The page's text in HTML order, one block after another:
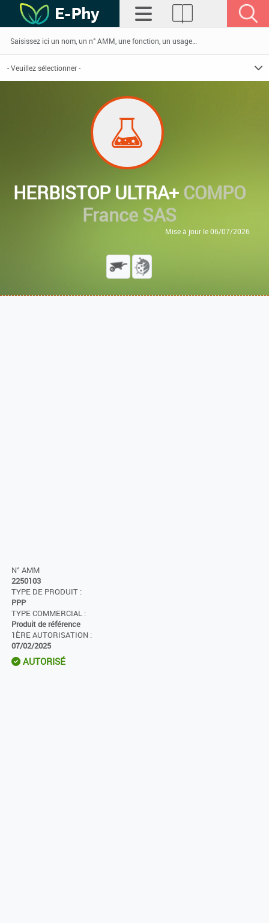
HERBISTOP ULTRA+COMPO
France SAS
Mise à jour le 06/07/2026
N° AMM
2250103
TYPE DE PRODUIT :
PPP
TYPE COMMERCIAL :
Produit de référence
1ÈRE AUTORISATION :
07/02/2025
AUTORISÉ